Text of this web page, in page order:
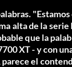
alta de la
que la
XT - y con
parece el